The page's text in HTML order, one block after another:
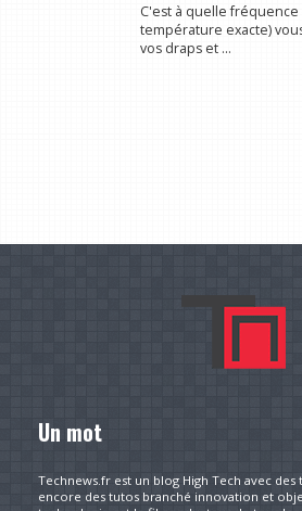
C'est à quelle fréquence
température exacte)
vos draps et ...
Un mot
Technews.fr est un blog High Tech avec des
encore des tutos branché innovation et